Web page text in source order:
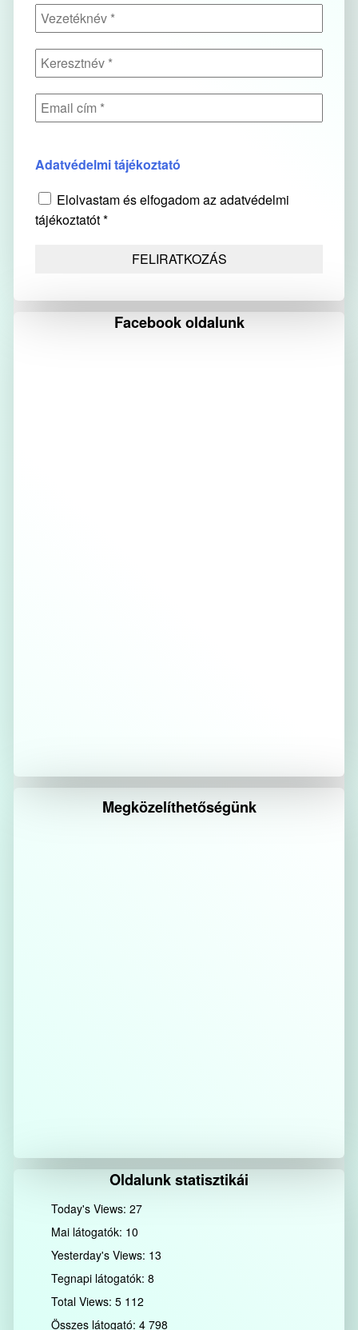
Adatvédelmi tájékoztató
Elolvastam és elfogadom az adatvédelmi
tájékoztatót *
Facebook oldalunk
Megközelíthetőségünk
Oldalunk statisztikái
Today's Views:27
Mai látogatók: 10
Yesterday's Views: 13
Tegnapi látogatók:8
Total Views:5 112
Összes látogató:4 798